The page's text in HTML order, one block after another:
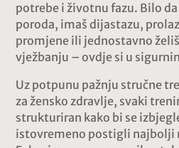
potrebe i životnu fazu. Bilo
poroda, imaš dijastazu,
promjene ili jednostavno
vježbanju – ovdje si u
Uz potpunu pažnju stručne
za žensko zdravlje, svaki
strukturiran kako bi se
istovremeno postigli najbolji